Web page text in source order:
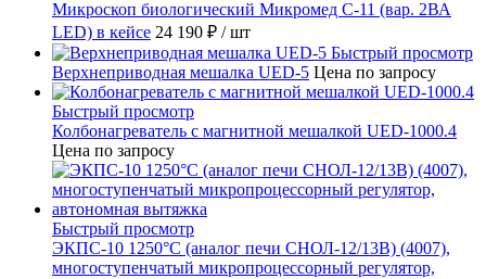
Микроскоп биологический Микромед С-11 (вар. 2ВА
LED) в кейсе 24 190 ₽ / шт
Быстрый просмотр
Верхнеприводная мешалка UED-5 Цена по запросу
Быстрый просмотр
Колбонагреватель с магнитной мешалкой UED-1000.4
Цена по запросу
Быстрый просмотр
ЭКПС-10 1250°С (аналог печи СНОЛ-12/13В) (4007),
многоступенчатый микропроцессорный регулятор,